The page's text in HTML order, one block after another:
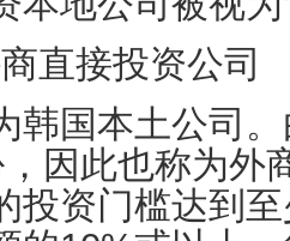
直接投资公司
韩国本土公司
因此也称为外
投资门槛达到